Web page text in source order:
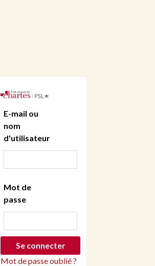
E-mail ou
nom
d'utilisateur
Mot de
passe
Mot de passe oublié ?